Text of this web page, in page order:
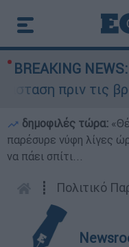
BREAKING NEWS:
πριν τις
δημοφιλές τώρα:
παρέσυρε νύφη λίγες
να πάει σπίτι...
┋ Πολιτικό